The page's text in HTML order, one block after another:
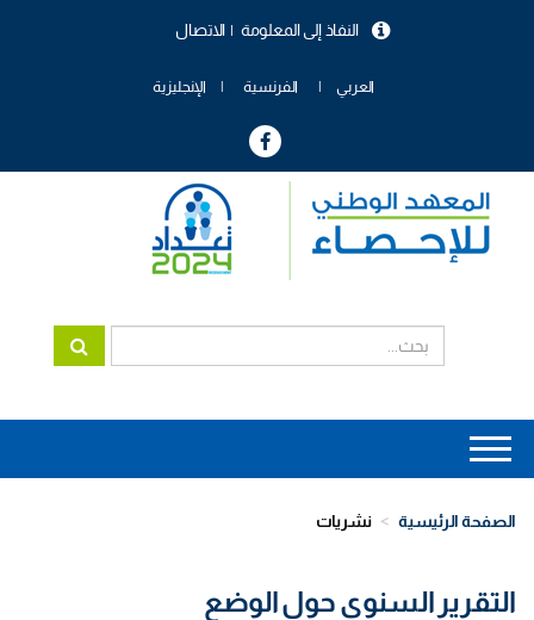
الاتصال النفاذ إلى المعلومة
العربي الفرنسية الإنجليزية
Main
navigation
الصفحة الرئيسية نشريات
التقرير السنوي حول الوضع